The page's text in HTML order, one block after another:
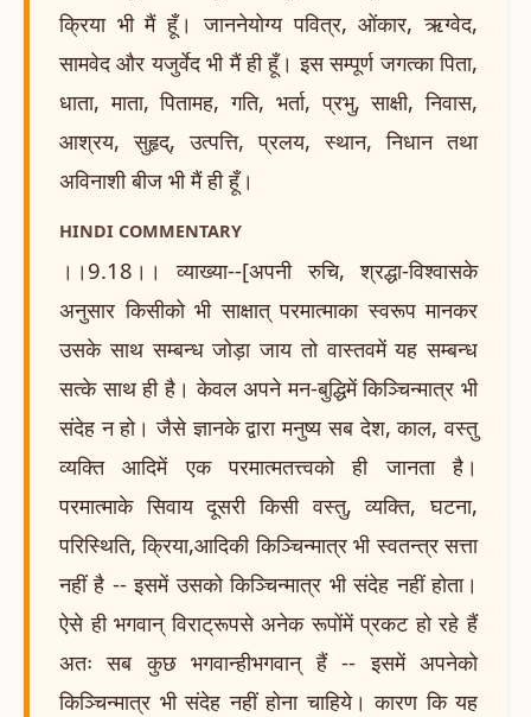
क्रिया भी मैं हूँ। जाननेयोग्य पवित्र, ओंकार, ऋग्वेद,
सामवेद और यजुर्वेद भी मैं ही हूँ। इस सम्पूर्ण जगत्का पिता,
धाता, माता, पितामह, गति, भर्ता, प्रभु, साक्षी, निवास,
आश्रय, सुहृद्, उत्पत्ति, प्रलय, स्थान, निधान तथा
अविनाशी बीज भी मैं ही हूँ।
HINDI COMMENTARY
।।9.18।। व्याख्या--[अपनी रुचि, श्रद्धा-विश्वासके
अनुसार किसीको भी साक्षात् परमात्माका स्वरूप मानकर
उसके साथ सम्बन्ध जोड़ा जाय तो वास्तवमें यह सम्बन्ध
सत्के साथ ही है। केवल अपने मन-बुद्धिमें किञ्चिन्मात्र भी
संदेह न हो। जैसे ज्ञानके द्वारा मनुष्य सब देश, काल, वस्तु
व्यक्ति आदिमें एक परमात्मतत्त्वको ही जानता है।
परमात्माके सिवाय दूसरी किसी वस्तु, व्यक्ति, घटना,
परिस्थिति, क्रिया,आदिकी किञ्चिन्मात्र भी स्वतन्त्र सत्ता
नहीं है -- इसमें उसको किञ्चिन्मात्र भी संदेह नहीं होता।
ऐसे ही भगवान् विराट्रूपसे अनेक रूपोंमें प्रकट हो रहे हैं
अतः सब कुछ भगवान्हीभगवान् हैं -- इसमें अपनेको
किञ्चिन्मात्र भी संदेह नहीं होना चाहिये। कारण कि यह